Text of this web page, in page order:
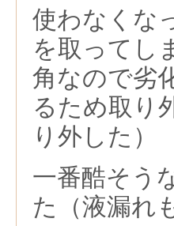
使わなくな
を取ってし
角なので劣
るため取り
り外した）
一番酷そう
た（液漏れ